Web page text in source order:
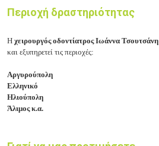
Περιοχή δραστηριότητας
Η χειρουργός οδοντίατρος Ιωάννα Τσουτσάνη
και εξυπηρετεί τις περιοχές:
Αργυρούπολη
Ελληνικό
Ηλιούπολη
Άλιμος κ.α.